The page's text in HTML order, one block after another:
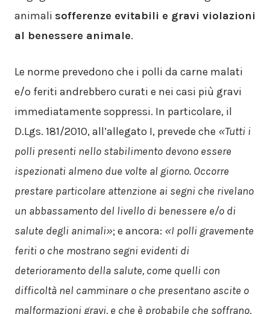
animali sofferenze evitabili e gravi violazioni
al benessere animale.
Le norme prevedono che i polli da carne malati
e/o feriti andrebbero curati e nei casi più gravi
immediatamente soppressi. In particolare, il
D.Lgs. 181/2010, all’allegato I, prevede che «Tutti i
polli presenti nello stabilimento devono essere
ispezionati almeno due volte al giorno. Occorre
prestare particolare attenzione ai segni che rivelano
un abbassamento del livello di benessere e/o di
salute degli animali»; e ancora: «I polli gravemente
feriti o che mostrano segni evidenti di
deterioramento della salute, come quelli con
difficoltà nel camminare o che presentano ascite o
malformazioni gravi, e che è probabile che soffrano,